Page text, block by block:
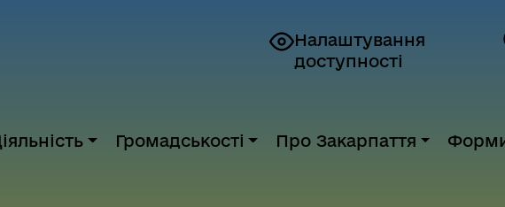
Налаштування
доступності
Громадськості Про Закарпаття